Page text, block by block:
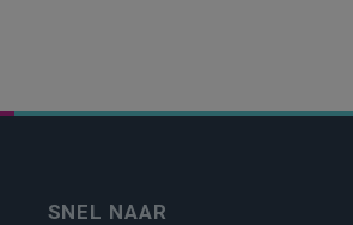
SNEL NAAR